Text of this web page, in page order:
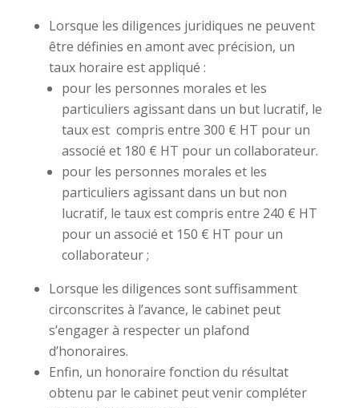
Lorsque les diligences juridiques ne peuvent
être définies en amont avec précision, un
taux horaire est appliqué :
pour les personnes morales et les
particuliers agissant dans un but lucratif, le
taux est compris entre 300 € HT pour un
associé et 180 € HT pour un collaborateur.
pour les personnes morales et les
particuliers agissant dans un but non
lucratif, le taux est compris entre 240 € HT
pour un associé et 150 € HT pour un
collaborateur ;
Lorsque les diligences sont suffisamment
circonscrites à l’avance, le cabinet peut
s’engager à respecter un plafond
d’honoraires.
Enfin, un honoraire fonction du résultat
obtenu par le cabinet peut venir compléter